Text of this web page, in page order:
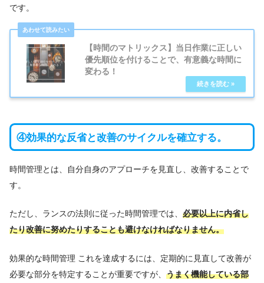
です。
【時間のマトリックス】当日作業に正しい
優先順位を付けることで、有意義な時間に
変わる！
④効果的な反省と改善のサイクルを確立する。
時間管理とは、自分自身のアプローチを見直し、改善することで
す。
ただし、ランスの法則に従った時間管理では、 必要以上に内省し
たり改善に努めたりすることも避けなければなりません。
効果的な時間管理 これを達成するには、定期的に見直して改善が
必要な部分を特定することが重要ですが、 うまく機能している部